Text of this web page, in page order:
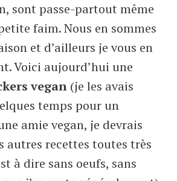
sont passe-partout même
faim. Nous en sommes
et d’ailleurs je vous en
Voici aujourd’hui une
vegan (je les avais
temps pour un
amie vegan, je devrais
autres recettes toutes très
à dire sans oeufs, sans